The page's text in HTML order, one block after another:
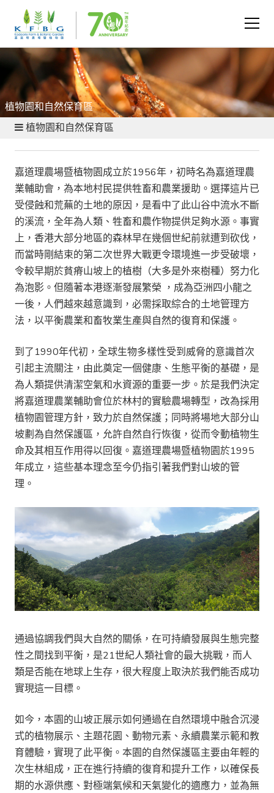
植物園和自然保育區
植物園和自然保育區
嘉道理農場暨植物園成立於1956年，初時名為嘉道理農
業輔助會，為本地村民提供牲畜和農業援助。選擇這片已
受侵蝕和荒蕪的土地的原因，是看中了此山谷中流水不斷
的溪流，全年為人類 、 牲畜和農作物提供足夠水源。事實
上，香港大部分地區的森林早在幾個世紀前就遭到砍伐，
而當時剛結束的第二次世界大戰更令環境進一步受破壞 ，
令較早期於貧瘠山坡上的植樹（大多是外來樹種）努力化
為泡影。但隨著本港逐漸發展繁榮 ， 成為亞洲四小龍之
一後，人們越來越意識到，必需採取綜合的土地管理方
法，以平衡農業和畜牧業生產與自然的復育和保護。
到了1990年代初，全球生物多樣性受到威脅的意識首次
引起主流關注，由此奠定一個健康、生態平衡的基礎，是
為人類提供清潔空氣和水資源的重要一步。於是我們決定
將嘉道理農業輔助會位於林村的實驗農場轉型，改為採用
植物園管理方針，致力於自然保護 ； 同時將場地大部分山
坡劃為自然保護區，允許自然自行恢復，從而令動植物生
命及其相互作用得以回復。嘉道理農場暨植物園於1995
年成立，這些基本理念至今仍指引著我們對山坡的管
理。
通過協調我們與大自然的關係，在可持續發展與生態完整
性之間找到平衡，是21世紀人類社會的最大挑戰，而人
類是否能在地球上生存 ， 很大程度上取決於我們能否成功
實現這一目標。
如今，本園的山坡正展示如何通過在自然環境中融合沉浸
式的植物展示、主題花園、動物元素、永續農業示範和教
育體驗，實現了此平衡。本園的自然保護區主要由年輕的
次生林組成，正在進行持續的復育和提升工作，以確保長
期的水源供應 、 對極端氣候和天氣變化的適應力，並為無